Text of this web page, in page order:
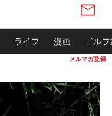
メルマガ登録
ライフ 漫画 ゴル